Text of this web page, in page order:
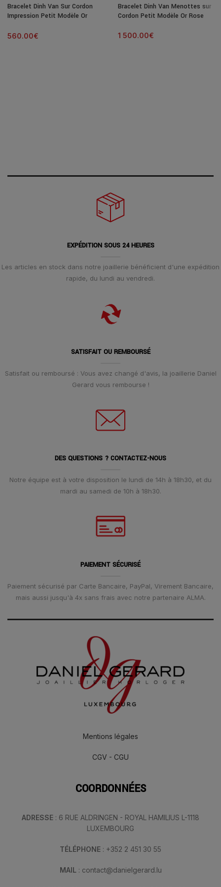
Bracelet Dinh Van Sur Cordon
Impression Petit Modèle Or
560.00€
Bracelet Dinh Van Menottes sur
Cordon Petit Modèle Or Rose
1 500.00€
EXPÉDITION SOUS 24 HEURES
Les articles en stock dans notre joaillerie bénéficient d'une expédition
rapide, du lundi au vendredi.
SATISFAIT OU REMBOURSÉ
Satisfait ou remboursé : Vous avez changé d'avis, la joaillerie Daniel
Gerard vous rembourse !
DES QUESTIONS ? CONTACTEZ-NOUS
Notre équipe est à votre disposition le lundi de 14h à 18h30, et du
mardi au samedi de 10h à 18h30.
PAIEMENT SÉCURISÉ
Paiement sécurisé par Carte Bancaire, PayPal, Virement Bancaire,
mais aussi jusqu'à 4x sans frais avec notre partenaire ALMA.
Mentions légales
CGV - CGU
COORDONNÉES
ADRESSE : 6 RUE ALDRINGEN - ROYAL HAMILIUS L-1118
LUXEMBOURG
TÉLÉPHONE : +352 2 451 30 55
MAIL : contact@danielgerard.lu